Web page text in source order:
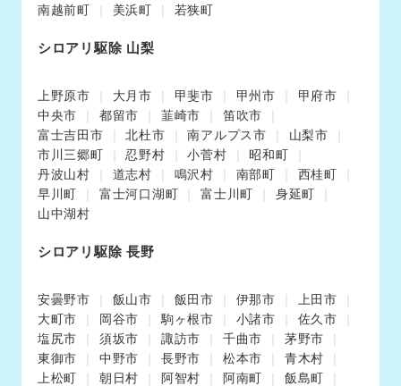
南越前町
美浜町 若狭町
シロアリ駆除 山梨
上野原市 大月市 甲斐市 甲州市
甲府市
中央市
都留市 韮崎市
笛吹市
富士吉田市
北杜市 南アルプス市
山梨市
市川三郷町
忍野村 小菅村
昭和町
丹波山村
道志村 鳴沢村 南部町
西桂町
早川町
富士河口湖町 富士川町
身延町
山中湖村
シロアリ駆除 長野
安曇野市 飯山市 飯田市 伊那市
上田市
大町市
岡谷市 駒ヶ根市 小諸市
佐久市
塩尻市
須坂市 諏訪市 千曲市
茅野市
東御市
中野市 長野市 松本市
青木村
上松町
朝日村 阿智村 阿南町
飯島町